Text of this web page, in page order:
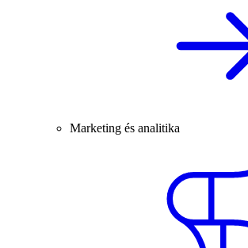
Marketing és analitika